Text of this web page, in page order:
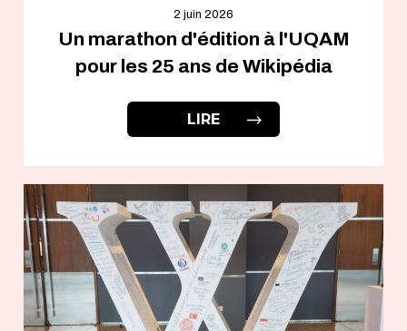
2 juin 2026
Un marathon d'édition à l'UQAM
pour les 25 ans de Wikipédia
LIRE